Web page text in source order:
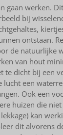
gaan werken. Dit
bij
ontstaan.
de natuurlijke
van hout
te dicht bij een
lucht een
Ook een
huizen die niet
kan
dit alvorens